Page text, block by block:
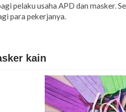
pelaku usaha APD dan masker.
para pekerjanya.
kain